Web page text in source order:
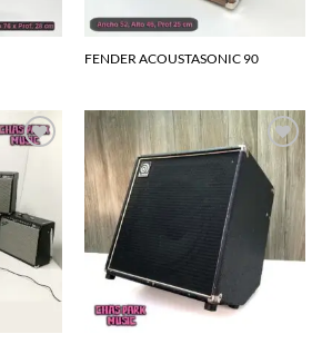
FENDER ACOUSTASONIC 90
lista de
deseos
Agregar
a la
lista de
deseos